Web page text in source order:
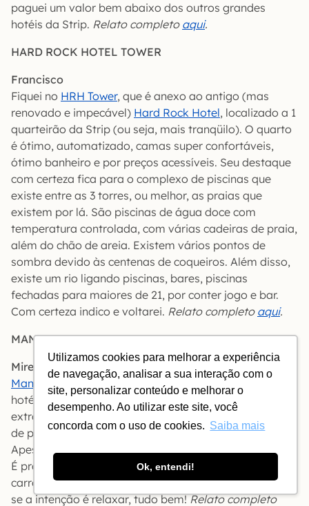
Utilizamos cookies para melhorar a experiência
de navegação, analisar a sua interação com o
site, personalizar conteúdo e melhorar o
desempenho. Ao utilizar este site, você
concorda com o uso de cookies. Saiba mais
Ok, entendi!
paguei um valor bem abaixo dos outros grandes
hotéis da Strip. Relato completo aqui.
HARD ROCK HOTEL TOWER
Francisco
Fiquei no HRH Tower, que é anexo ao antigo (mas
renovado e impecável) Hard Rock Hotel, localizado a 1
quarteirão da Strip (ou seja, mais tranqüilo). O quarto
é ótimo, automatizado, camas super confortáveis,
ótimo banheiro e por preços acessíveis. Seu destaque
com certeza fica para o complexo de piscinas que
existe entre as 3 torres, ou melhor, as praias que
existem por lá. São piscinas de água doce com
temperatura controlada, com várias cadeiras de praia,
além do chão de areia. Existem vários pontos de
sombra devido às centenas de coqueiros. Além disso,
existe um rio ligando piscinas, bares, piscinas
fechadas para maiores de 21, por conter jogo e bar.
Com certeza indico e voltarei. Relato completo aqui.
MANDALAY BAY
Mirella
Mandalay Bay : ainda considerado um dos melhores
hotéis de Vegas. O quarto é bem grande, tudo
extravagante e muito dourado nos acessórios, a área
de piscinas é gigante (tendo até uma praia artificial).
Apesar de ter gostado muito, acho a localização ruim.
É praticamente o último hotel da Strip e aí é preciso
carro, trenzinho ou táxi para ir no buxixo mesmo. Mas
se a intenção é relaxar, tudo bem!Relato completo